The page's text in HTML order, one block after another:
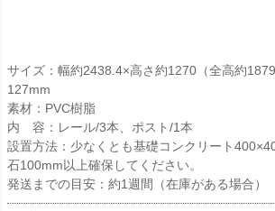
サイズ：幅約2438.4×高さ約1270（全高約
127mm
素材：PVC樹脂
内 容：レール/3本、ポスト/1本
設置方法：少なくとも基礎コンクリート
石100mm以上確保してください。
発送までの目安：約1週間（在庫がある場合）